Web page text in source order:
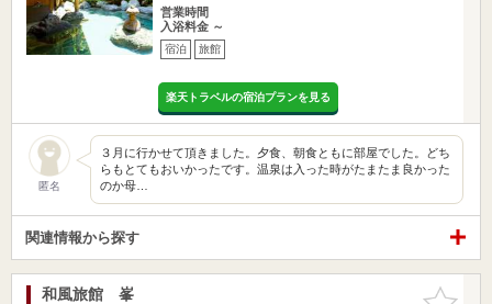
営業時間
入浴料金 ～
宿泊 旅館
楽天トラベルの宿泊プランを見る
匿名
３月に行かせて頂きました。夕食、朝食ともに部屋でした。どち
らもとてもおいかったです。温泉は入った時がたまたま良かった
のか母…
関連情報から探す
お気に入
和風旅館 峯